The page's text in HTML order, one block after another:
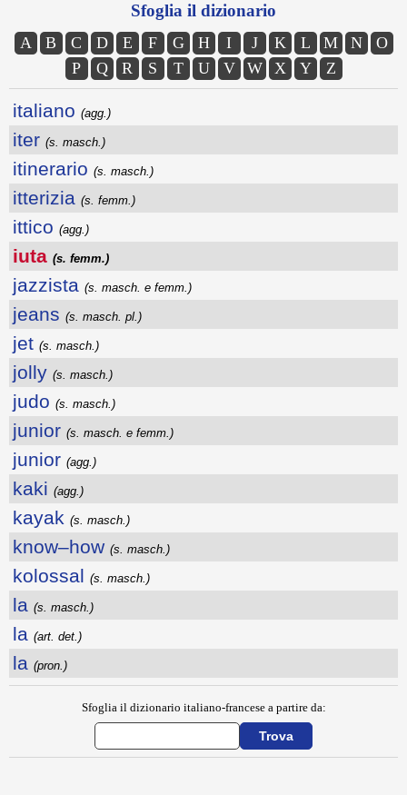
Sfoglia il dizionario
A B C D E F G H I J K L M N
O
P
Q R S T U V W X Y Z
italiano (agg.)
iter (s. masch.)
itinerario (s. masch.)
itterizia (s. femm.)
ittico (agg.)
iuta (s. femm.)
jazzista (s. masch. e femm.)
jeans (s. masch. pl.)
jet (s. masch.)
jolly (s. masch.)
judo (s. masch.)
junior (s. masch. e femm.)
junior (agg.)
kaki (agg.)
kayak (s. masch.)
know–how (s. masch.)
kolossal (s. masch.)
la (s. masch.)
la (art. det.)
la (pron.)
Sfoglia il dizionario italiano-francese a partire da: